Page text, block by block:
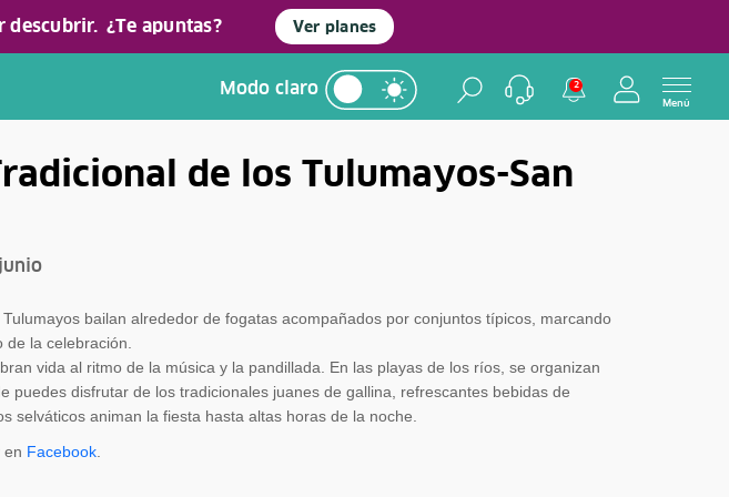
descubrir. ¿Te apuntas? Ver planes
Modo claro 2
Menú
de los Tulumayos-San
bailan alrededor de fogatas acompañados por conjuntos típicos, marcando
la celebración.
vida al ritmo de la música y la pandillada. En las playas de los ríos, se organizan
puedes disfrutar de los tradicionales juanes de gallina, refrescantes bebidas de
selváticos animan la fiesta hasta altas horas de la noche.
en Facebook.